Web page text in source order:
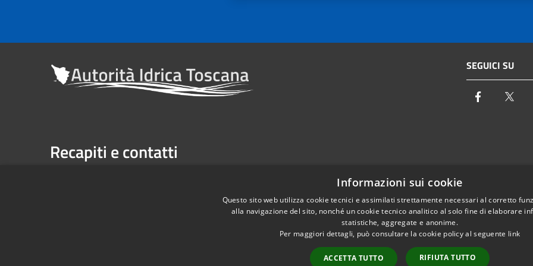
SEGUICI SU
Facebook
Recapiti e contatti
Casella Postale n. 1485 | U.P. Firenze, 7 Via G. Verdi - 50122 Firenze
Email:info@autoritaidrica.toscana.it
Pec:protocollo@pec.autoritaidrica.toscana.it
IPA Indice delle Pubbliche Amministrazioni
Elenco contatti interni
Informazioni sui cookie
Questo sito web utilizza cookie tecnici e assimilati strettamente necessari al corretto
alla navigazione del sito, nonché un cookie tecnico analitico al solo fine di elaborare
statistiche, aggregate e anonime.
Per maggiori dettagli, può consultare la cookie policy al seguente link
ACCETTA TUTTO RIFIUTA TUTTO